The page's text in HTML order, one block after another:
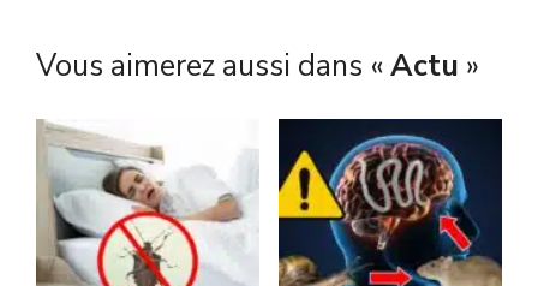
Vous aimerez aussi dans « Actu »